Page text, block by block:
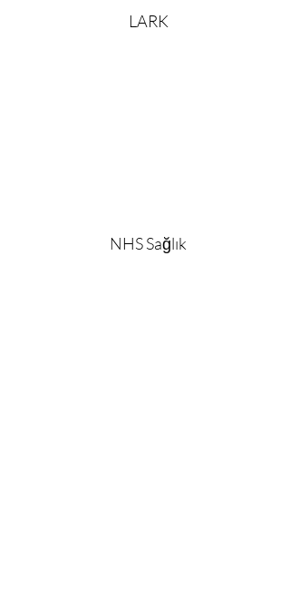
LARK
NHS Sağlık